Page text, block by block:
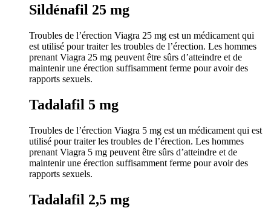
Sildénafil 25 mg
Troubles de l’érection Viagra 25 mg est un médicament qui
est utilisé pour traiter les troubles de l’érection. Les hommes
prenant Viagra 25 mg peuvent être sûrs d’atteindre et de
maintenir une érection suffisamment ferme pour avoir des
rapports sexuels.
Tadalafil 5 mg
Troubles de l’érection Viagra 5 mg est un médicament qui est
utilisé pour traiter les troubles de l’érection. Les hommes
prenant Viagra 5 mg peuvent être sûrs d’atteindre et de
maintenir une érection suffisamment ferme pour avoir des
rapports sexuels.
Tadalafil 2,5 mg